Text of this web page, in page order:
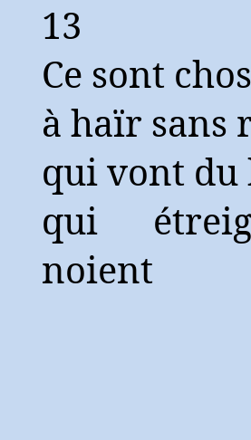
13
Ce sont
à haïr sans
qui vont du
qui
noient